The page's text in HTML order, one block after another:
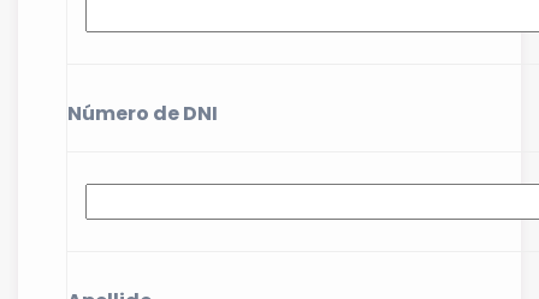
Número de DNI